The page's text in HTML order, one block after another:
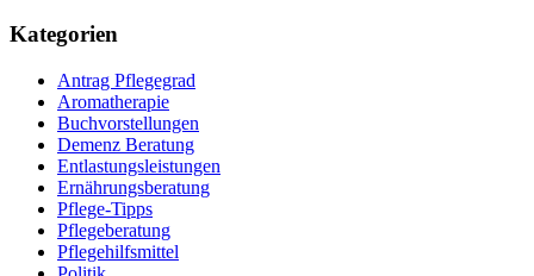
Kategorien
Antrag Pflegegrad
Aromatherapie
Buchvorstellungen
Demenz Beratung
Entlastungsleistungen
Ernährungsberatung
Pflege-Tipps
Pflegeberatung
Pflegehilfsmittel